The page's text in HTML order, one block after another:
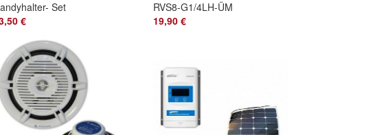
Set
€
RVS8-G1/4LH-ÜM
G608 DVWG
19,90 €